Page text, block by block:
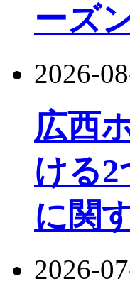
ーズ
2026-
広西
ける
に関
2026-